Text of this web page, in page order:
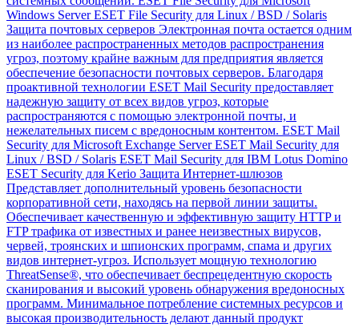
Windows Server ESET File Security для Linux / BSD / Solaris
Защита почтовых серверов Электронная почта остается одним
из наиболее распространенных методов распространения
угроз, поэтому крайне важным для предприятия является
обеспечение безопасности почтовых серверов. Благодаря
проактивной технологии ESET Mail Security предоставляет
надежную защиту от всех видов угроз, которые
распространяются с помощью электронной почты, и
нежелательных писем с вредоносным контентом. ESET Mail
Security для Microsoft Exchange Server ESET Mail Security для
Linux / BSD / Solaris ESET Mail Security для IBM Lotus Domino
ESET Security для Kerio Защита Интернет-шлюзов
Представляет дополнительный уровень безопасности
корпоративной сети, находясь на первой линии защиты.
Обеспечивает качественную и эффективную защиту HTTP и
FTP трафика от известных и ранее неизвестных вирусов,
червей, троянских и шпионских программ, спама и других
видов интернет-угроз. Использует мощную технологию
ThreatSense®, что обеспечивает беспрецедентную скорость
сканирования и высокий уровень обнаружения вредоносных
программ. Минимальное потребление системных ресурсов и
высокая производительность делают данный продукт